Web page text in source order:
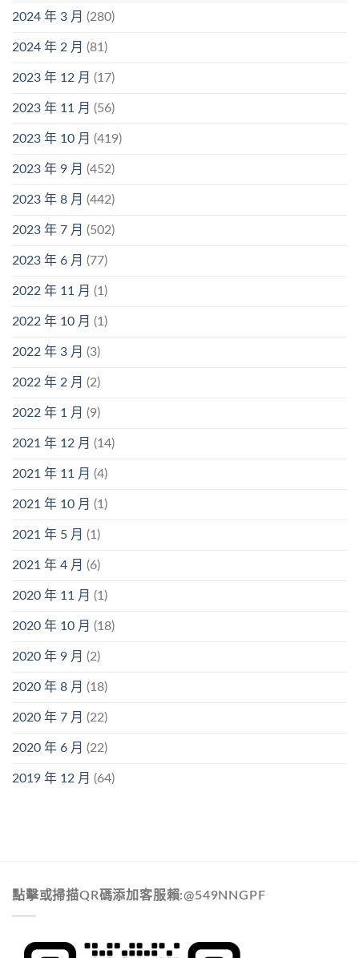
2024 年 3 月 (280)
2024 年 2 月 (81)
2023 年 12 月 (17)
2023 年 11 月 (56)
2023 年 10 月 (419)
2023 年 9 月 (452)
2023 年 8 月 (442)
2023 年 7 月 (502)
2023 年 6 月 (77)
2022 年 11 月 (1)
2022 年 10 月 (1)
2022 年 3 月 (3)
2022 年 2 月 (2)
2022 年 1 月 (9)
2021 年 12 月 (14)
2021 年 11 月 (4)
2021 年 10 月 (1)
2021 年 5 月 (1)
2021 年 4 月 (6)
2020 年 11 月 (1)
2020 年 10 月 (18)
2020 年 9 月 (2)
2020 年 8 月 (18)
2020 年 7 月 (22)
2020 年 6 月 (22)
2019 年 12 月 (64)
點擊或掃描QR碼添加客服賴:@549NNGPF